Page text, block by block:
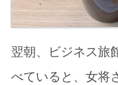
翌朝、ビジネス旅
べていると、女将